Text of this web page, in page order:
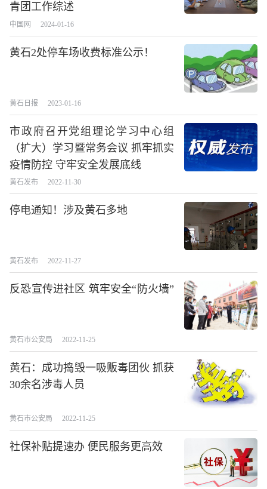
青团工作综述
中国网 2024-01-16
黄石2处停车场收费标准公示！
黄石日报 2023-01-16
市政府召开党组理论学习中心组
（扩大）学习暨常务会议 抓牢抓实
疫情防控 守牢安全发展底线
黄石发布 2022-11-30
停电通知！涉及黄石多地
黄石发布 2022-11-27
反恐宣传进社区 筑牢安全“防火墙”
黄石市公安局 2022-11-25
黄石：成功捣毁一吸贩毒团伙 抓获
30余名涉毒人员
黄石市公安局 2022-11-25
社保补贴提速办 便民服务更高效
长按图片识别二维